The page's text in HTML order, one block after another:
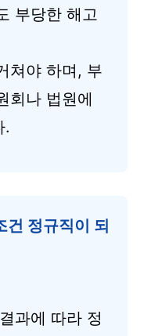
부당한 해고
쳐야 하며, 부
회나 법원에
.
건 정규직이 되
과에 따라 정